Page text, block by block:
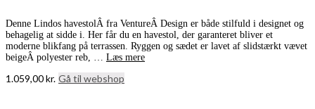
Denne Lindos havestolÂ fra VentureÂ Design er både stilfuld i designet og
behagelig at sidde i. Her får du en havestol, der garanteret bliver et
moderne blikfang på terrassen. Ryggen og sædet er lavet af slidstærkt vævet
beigeÂ polyester reb, … Læs mere
1.059,00kr. Gå til webshop